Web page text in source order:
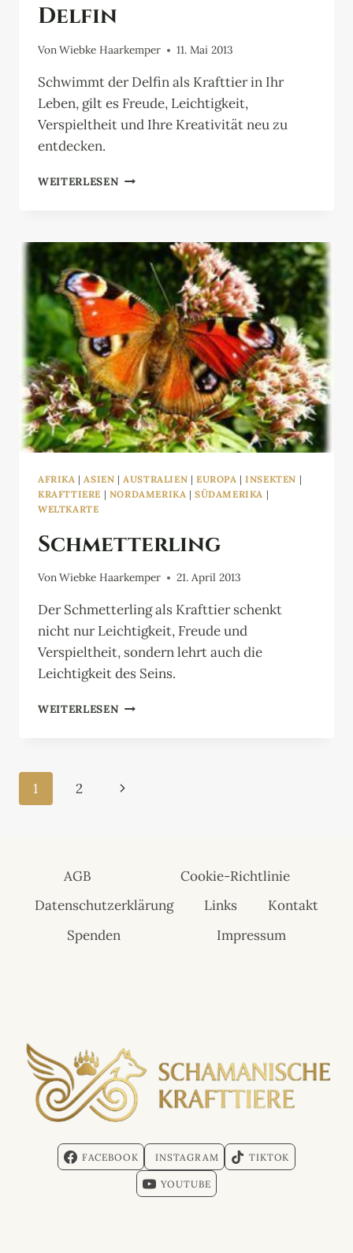
Delfin
VonWiebke Haarkemper 11. Mai 2013
Schwimmt der Delfin als Krafttier in Ihr
Leben, gilt es Freude, Leichtigkeit,
Verspieltheit und Ihre Kreativität neu zu
entdecken.
WEITERLESEN DELFIN
AFRIKA | ASIEN | AUSTRALIEN | EUROPA |INSEKTEN |
KRAFTTIERE | NORDAMERIKA |SÜDAMERIKA |
WELTKARTE
Schmetterling
VonWiebke Haarkemper 21. April 2013
Der Schmetterling als Krafttier schenkt
nicht nur Leichtigkeit, Freude und
Verspieltheit, sondern lehrt auch die
Leichtigkeit des Seins.
WEITERLESEN SCHMETTERLING
Seitennavigation
1 2
Nächste
AGB
Cookie-Richtlinie
Datenschutzerklärung
Links
Kontakt
Spenden
Impressum
FACEBOOK INSTAGRAM TIKTOK
YOUTUBE